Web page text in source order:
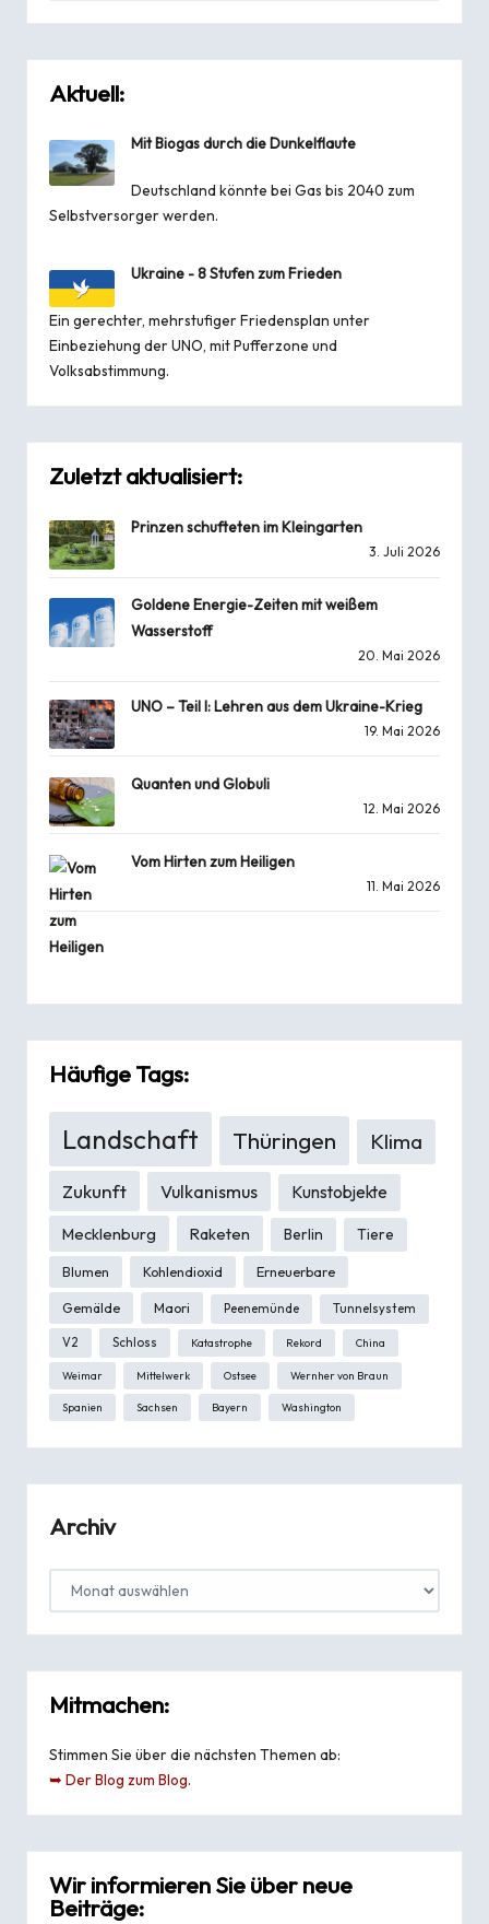
Aktuell:
Mit Biogas durch die Dunkelflaute
Deutschland könnte bei Gas bis 2040 zum
Selbstversorger werden.
Ukraine - 8 Stufen zum Frieden
Ein gerechter, mehrstufiger Friedensplan unter
Einbeziehung der UNO, mit Pufferzone und
Volksabstimmung.
Zuletzt aktualisiert:
Prinzen schufteten im Kleingarten
3. Juli 2026
Goldene Energie-Zeiten mit weißem
Wasserstoff
20. Mai 2026
UNO – Teil I: Lehren aus dem Ukraine-Krieg
19. Mai 2026
Quanten und Globuli
12. Mai 2026
Vom Hirten zum Heiligen
11. Mai 2026
Häufige Tags:
Landschaft Thüringen Klima
Zukunft Vulkanismus
Kunstobjekte
Mecklenburg
Raketen Berlin Tiere
Blumen Kohlendioxid Erneuerbare
Gemälde Maori Peenemünde Tunnelsystem
V2 Schloss Katastrophe Rekord China
Weimar Mittelwerk Ostsee Wernher von Braun
Spanien Sachsen Bayern Washington
Archiv
Mitmachen:
Stimmen Sie über die nächsten Themen ab:
➥ Der Blog zum Blog.
Wir informieren Sie über neue
Beiträge: